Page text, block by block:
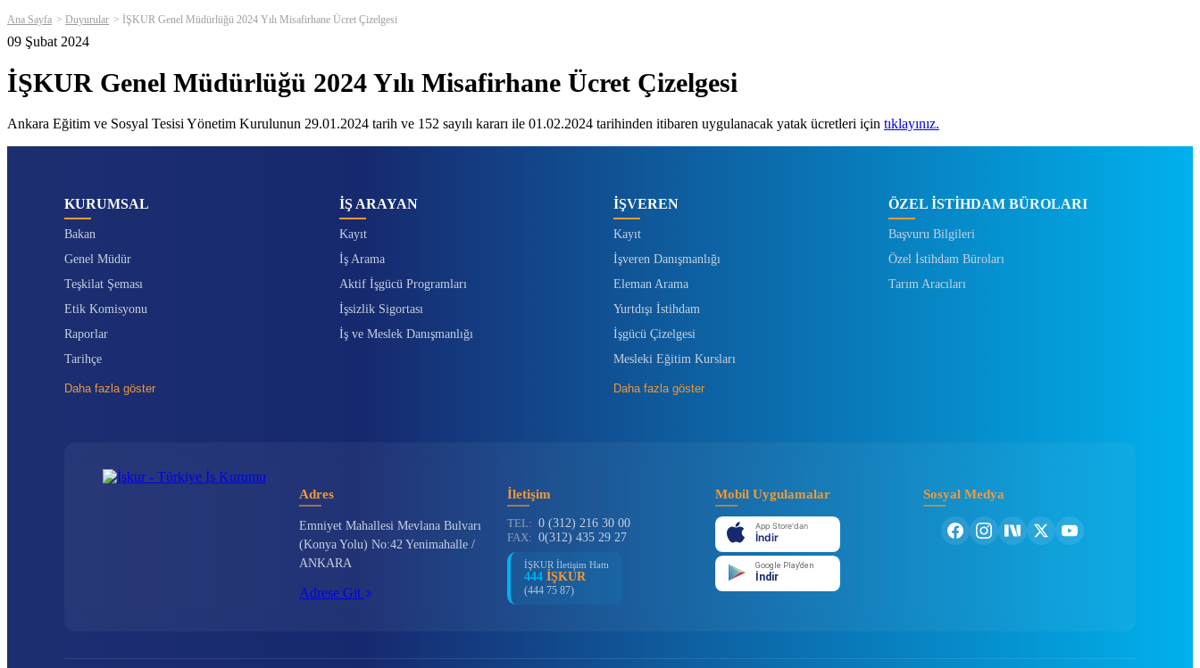
Ana Sayfa Duyurular İŞKUR Genel Müdürlüğü 2024 Yılı Misafirhane Ücret Çizelgesi
09 Şubat 2024
İŞKUR Genel Müdürlüğü 2024 Yılı Misafirhane Ücret Çizelgesi
Ankara Eğitim ve Sosyal Tesisi Yönetim Kurulunun 29.01.2024 tarih ve 152 sayılı kararı ile 01.02.2024 tarihinden itibaren uygulanacak yatak ücretleri için tıklayınız.
KURUMSAL
Bakan
Genel Müdür
Teşkilat Şeması
Etik Komisyonu
Raporlar
Tarihçe
Daha fazla göster
İŞ ARAYAN
Kayıt
İş Arama
Aktif İşgücü Programları
İşsizlik Sigortası
İş ve Meslek Danışmanlığı
İŞVEREN
Kayıt
İşveren Danışmanlığı
Eleman Arama
Yurtdışı İstihdam
İşgücü Çizelgesi
Mesleki Eğitim Kursları
Daha fazla göster
ÖZEL İSTİHDAM BÜROLARI
Başvuru Bilgileri
Özel İstihdam Büroları
Tarım Aracıları
Adres
Emniyet Mahallesi Mevlana Bulvarı
(Konya Yolu) No:42 Yenimahalle /
ANKARA
Adrese Git
İletişim
TEL: 0 (312) 216 30 00
FAX: 0(312) 435 29 27
İŞKUR İletişim Hattı
444 İŞKUR
(444 75 87)
Mobil Uygulamalar
App Store'dan
İndir
Google Play'den
İndir
Sosyal Medya